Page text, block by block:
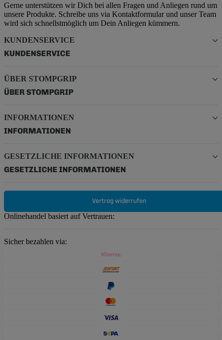
Gerne unterstützen wir Dich bei allen Fragen und Anliegen rund um
unsere Produkte. Schreibe uns via Kontaktformular und unser Team
wird sich schnellstmöglich um Dein Anliegen kümmern.
KUNDENSERVICE
KUNDENSERVICE
ÜBER STOMPGRIP
ÜBER STOMPGRIP
INFORMATIONEN
INFORMATIONEN
GESETZLICHE INFORMATIONEN
GESETZLICHE INFORMATIONEN
Vertrag widerrufen
Onlinehandel basiert auf Vertrauen:
Sicher bezahlen via: